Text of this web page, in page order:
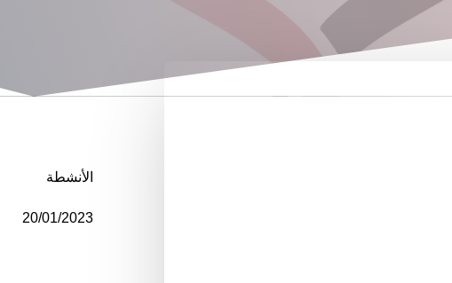
الأنشطة
20/01/2023